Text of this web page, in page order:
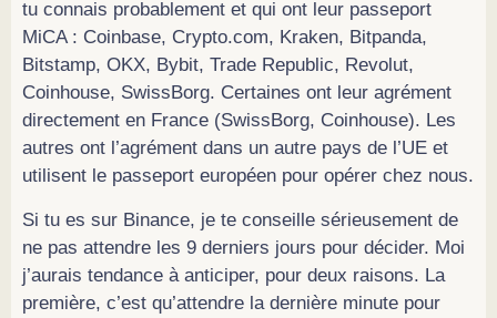
tu connais probablement et qui ont leur passeport
MiCA : Coinbase, Crypto.com, Kraken, Bitpanda,
Bitstamp, OKX, Bybit, Trade Republic, Revolut,
Coinhouse, SwissBorg. Certaines ont leur agrément
directement en France (SwissBorg, Coinhouse). Les
autres ont l’agrément dans un autre pays de l’UE et
utilisent le passeport européen pour opérer chez nous.
Si tu es sur Binance, je te conseille sérieusement de
ne pas attendre les 9 derniers jours pour décider. Moi
j’aurais tendance à anticiper, pour deux raisons. La
première, c’est qu’attendre la dernière minute pour